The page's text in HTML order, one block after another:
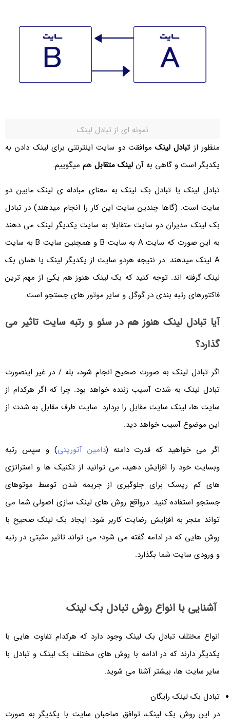
نمونه ای از تبادل لینک
منظور از تبادل لینکموافقت دو سایت اینترنتی برای لینک دادن به
یکدیگر است و گاهی به آن لینک متقابلهم میگوییم.
تبادل لینک یا تبادل بک لینک به معنای مبادله ی لینک مابین دو
سایت است. (گاها چندین سایت این کار را انجام میدهند) در تبادل
بک لینک مدیران دو سایت متقابلا به سایت یکدیگر لینک می دهند
به این صورت که سایت A به سایت B و همچنین سایت B به سایت
A لینک میدهند. در نتیجه هردو سایت از یکدیگر لینک یا همان بک
لینک گرفته اند. توجه کنید که بک لینک هنوز هم یکی از مهم ترین
فاکتورهای رتبه بندی در گوگل و سایر موتور های جستجو است.
آیا تبادل لینک هنوز هم در سئو و رتبه سایت تاثیر می
گذارد؟
اگر تبادل لینک به صورت صحیح انجام شود، بله / در غیر اینصورت
تبادل لینک به شدت آسیب زننده خواهد بود. چرا که اگر هرکدام از
سایت ها، لینک سایت مقابل را بردارد. سایت طرف مقابل به شدت از
این موضوع آسیب خواهد دید.
اگر می خواهید که قدرت دامنه ( دامین آتوریتی) و سپس رتبه
وبسایت خود را افزایش دهید، می توانید از تکنیک ها و استراتژی
های کم ریسک برای جلوگیری از جریمه شدن توسط موتوهای
جستجو استفاده کنید. درواقع روش های لینک سازی اصولی شما می
تواند منجر به افزایش رضایت کاربر شود. ایجاد بک لینک صحیح با
روش هایی که در ادامه گفته می شود؛ می تواند تاثیر مثبتی در رتبه
و ورودی سایت شما بگذارد.
آشنایی با انواع روش تبادل بک لینک
انواع مختلف تبادل بک لینک وجود دارد که هرکدام تفاوت هایی با
یکدیگر دارند که در ادامه با روش های مختلف بک لینک و تبادل با
سایر سایت ها، بیشتر آشنا می شوید.
تبادل بک لینک رایگان
در این روش بک لینک، توافق صاحبان سایت با یکدیگر به صورت